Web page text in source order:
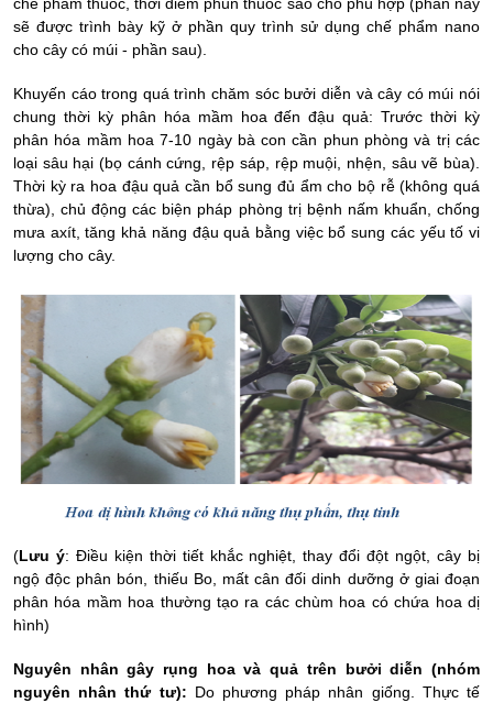
sẽ được trình bày kỹ ở phần quy trình sử dụng chế phẩm nano
cho cây có múi - phần sau).
Khuyến cáo trong quá trình chăm sóc bưởi diễn và cây có múi nói
chung thời kỳ phân hóa mầm hoa đến đậu quả: Trước thời kỳ
phân hóa mầm hoa 7-10 ngày bà con cần phun phòng và trị các
loại sâu hại (bọ cánh cứng, rệp sáp, rệp muội, nhện, sâu vẽ bùa).
Thời kỳ ra hoa đậu quả cần bổ sung đủ ẩm cho bộ rễ (không quá
thừa),chủ động các biện pháp phòng trị bệnh nấm khuẩn, chống
mưa axít, tăng khả năng đậu quả bằng việc bổ sung các yếu tố vi
lượng cho cây.
(Lưu ý: Điều kiện thời tiết khắc nghiệt, thay đổi đột ngột, cây bị
ngộ độc phân bón, thiếu Bo, mất cân đối dinh dưỡng ở giai đoạn
phân hóa mầm hoa thường tạo ra các chùm hoa có chứa hoa dị
hình)
Nguyên nhân gây rụng hoa và quả trên bưởi diễn (nhóm
nguyên nhân thứ tư): Do phương pháp nhân giống. Thực tế